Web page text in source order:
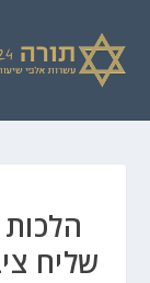
שליח